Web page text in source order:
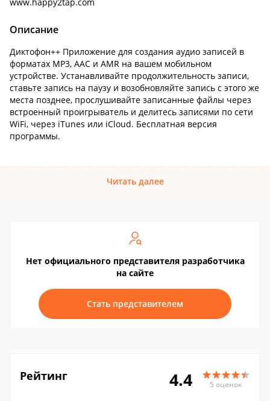
Описание
Диктофон++ Приложение для создания аудио записей в
форматах MP3, AAC и AMR на вашем мобильном
устройстве. Устанавливайте продолжительность записи,
ставьте запись на паузу и возобновляйте запись с этого же
места позднее, прослушивайте записанные файлы через
встроенный проигрыватель и делитесь записями по сети
WiFi, через iTunes или iCloud. Бесплатная версия
программы.
Читать далее
Нет официального представителя разработчика
на сайте
Стать представителем
Рейтинг 4.4 5 оценок